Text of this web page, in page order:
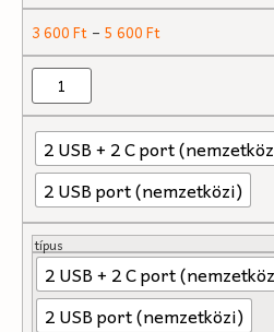
3 600Ft – 5 600Ft
2 USB + 2 C port
2 USB port (nemzetközi)
típus
2 USB + 2 C port
2 USB port (nemzetközi)